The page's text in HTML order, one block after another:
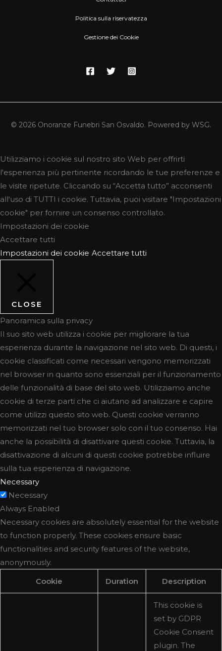
Politica sulla riservatezza
Gestione dei Cookie
© 2026 Onoranze Funebri San Osvaldo. Powered by WSG.
Utilizziamo i cookie sul nostro sito Web per offrirti
l'esperienza più pertinente ricordando le tue preferenze e
le visite ripetute. Cliccando su “Accetta tutto” acconsenti
all'uso di TUTTI i cookie. Tuttavia, puoi visitare "Impostazioni
cookie" per fornire un consenso controllato.
Impostazioni dei cookie
Accettare tutti
Impostazioni dei cookie Accettare tutti
CLOSE
Panoramica sulla privacy
Il suo sito web utilizza i cookie per migliorare la tua
esperienza durante la navigazione nel sito web. Di questi, i
cookie classificati come necessari vengono memorizzati
nel browser in quanto sono essenziali per il funzionamento
delle funzionalità di base del sito web. Utilizziamo anche
cookie di terze parti che ci aiutano ad analizzare e capire
come utilizzi questo sito web. Questi cookie verranno
memorizzati nel tuo browser solo con il tuo consenso. Hai
anche la possibilità di disattivare questi cookie. Tuttavia, la
disattivazione di alcuni di questi cookie potrebbe influire
sulla tua esperienza di navigazione.
Necessary
Necessary
Always Enabled
Necessary cookies are absolutely essential for the website
to function properly. These cookies ensure basic
functionalities and security features of the website,
anonymously.
Cookie
Duration Description
This cookie is
set by GDPR
Cookie Consent
plugin. The